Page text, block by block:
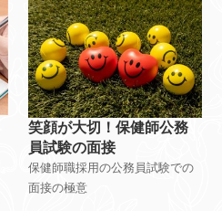
笑顔が大切！保健師公務
員試験の面接
保健師職採用の公務員試験での
面接の極意